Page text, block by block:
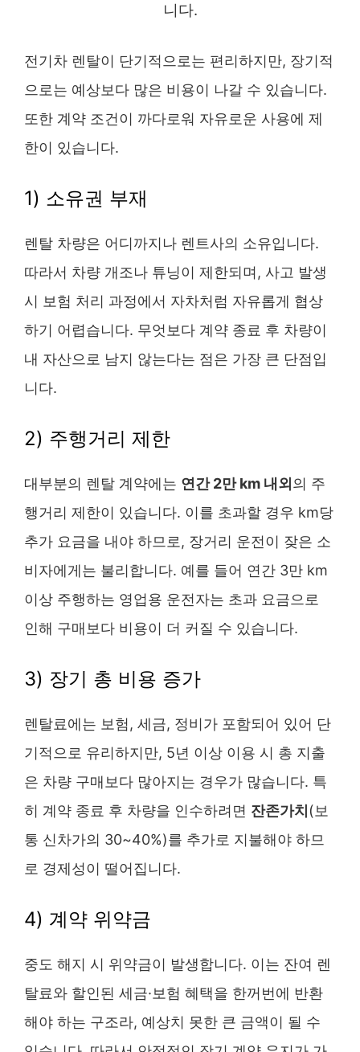
니다.
전기차 렌탈이 단기적으로는 편리하지만, 장기적
으로는 예상보다 많은 비용이 나갈 수 있습니다.
또한 계약 조건이 까다로워 자유로운 사용에 제
한이 있습니다.
1) 소유권 부재
렌탈 차량은 어디까지나 렌트사의 소유입니다.
따라서 차량 개조나 튜닝이 제한되며, 사고 발생
시 보험 처리 과정에서 자차처럼 자유롭게 협상
하기 어렵습니다. 무엇보다 계약 종료 후 차량이
내 자산으로 남지 않는다는 점은 가장 큰 단점입
니다.
2) 주행거리 제한
대부분의 렌탈 계약에는 연간 2만 km 내외 의 주
행거리 제한이 있습니다. 이를 초과할 경우 km당
추가 요금을 내야 하므로, 장거리 운전이 잦은 소
비자에게는 불리합니다. 예를 들어 연간 3만 km
이상 주행하는 영업용 운전자는 초과 요금으로
인해 구매보다 비용이 더 커질 수 있습니다.
3) 장기 총 비용 증가
렌탈료에는 보험, 세금, 정비가 포함되어 있어 단
기적으로 유리하지만, 5년 이상 이용 시 총 지출
은 차량 구매보다 많아지는 경우가 많습니다. 특
히 계약 종료 후 차량을 인수하려면 잔존가치 (보
통 신차가의 30~40%)를 추가로 지불해야 하므
로 경제성이 떨어집니다.
4) 계약 위약금
중도 해지 시 위약금이 발생합니다. 이는 잔여 렌
탈료와 할인된 세금·보험 혜택을 한꺼번에 반환
해야 하는 구조라, 예상치 못한 큰 금액이 될 수